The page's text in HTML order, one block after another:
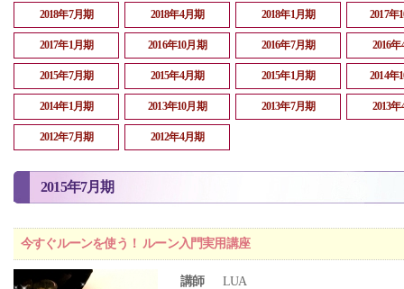
2018年7月期 2018年4月期 2018年1月期 2017年
2017年1月期 2016年10月期 2016年7月期 2016
2015年7月期 2015年4月期 2015年1月期 2014年
2014年1月期 2013年10月期 2013年7月期 2013
2012年7月期 2012年4月期
2015年7月期
今すぐルーンを使う！ ルーン入門実用講座
講師
LUA